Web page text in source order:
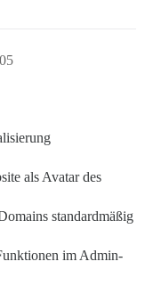
als Avatar des
standardmäßig
im Admin-